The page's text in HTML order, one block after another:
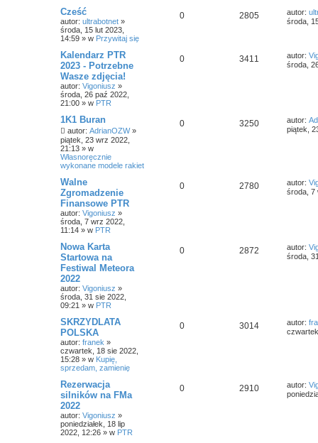
Cześć
autor: ultrabotnet »
środa, 15 lut 2023,
14:59 » w Przywitaj się
0 2805 autor:
środa,
Kalendarz PTR
2023 - Potrzebne
Wasze zdjęcia!
autor: Vigoniusz »
środa, 26 paź 2022,
21:00 » w PTR
0 3411 autor:
środa,
1K1 Buran
autor: AdrianOZW»
piątek, 23 wrz 2022,
21:13 » w
Własnoręcznie
wykonane modele rakiet
0 3250 autor:
piątek,
Walne
Zgromadzenie
Finansowe PTR
autor: Vigoniusz »
środa, 7 wrz 2022,
11:14 » w PTR
0 2780 autor:
środa, 7
Nowa Karta
Startowa na
Festiwal Meteora
2022
autor: Vigoniusz »
środa, 31 sie 2022,
09:21 » w PTR
0 2872 autor:
środa,
SKRZYDLATA
POLSKA
autor: franek »
czwartek, 18 sie 2022,
15:28 » w Kupię,
sprzedam, zamienię
0 3014 autor:
Rezerwacja
silników na FMa
2022
autor: Vigoniusz »
poniedziałek, 18 lip
2022, 12:26 » w PTR
0 2910 autor: